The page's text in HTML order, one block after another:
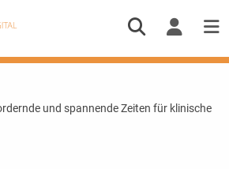
und spannende Zeiten für klinische